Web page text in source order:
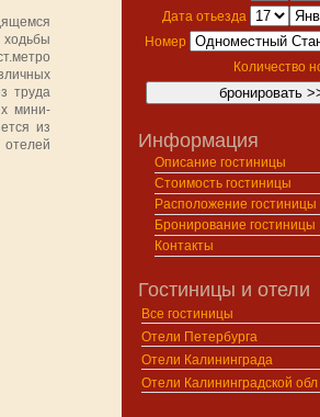
ходьбы
труда
мини-
из
Дата отьезда
Номер
Количество
Информация
Описание гостиницы
Стоимость гостиницы
Расположение гостиницы
Бронирование гостиницы
Контакты
Гостиницы и отели
Все гостиницы
Отели Петербурга
Отели Калининграда
Отели Калининградской обл